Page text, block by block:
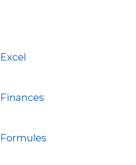
Excel
Finances
Formules